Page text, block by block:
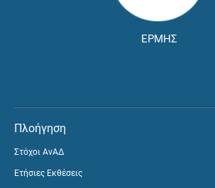
ΕΡΜΗΣ
Πλοήγηση
Στόχοι ΑνΑΔ
Ετήσιες Εκθέσεις